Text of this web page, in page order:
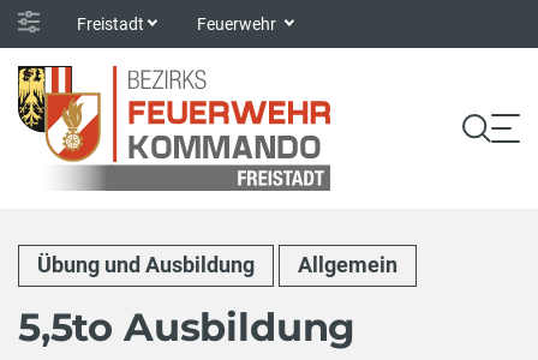
Freistadt Feuerwehr
Übung und Ausbildung Allgemein
5,5to Ausbildung